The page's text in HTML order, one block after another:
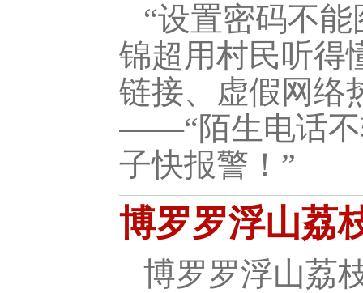
“设置密码不
锦超用村民听得
链接、虚假网络
——“陌生电话不
子快报警！”
博罗罗浮山荔
博罗罗浮山荔